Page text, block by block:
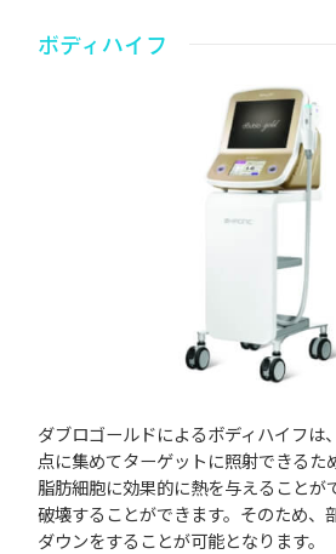
ボディハイフ
ダブロゴールドによるボディハイフは
点に集めてターゲットに照射できるた
脂肪細胞に効果的に熱を与えることが
破壊することができます。そのため、
ダウンをすることが可能となります。